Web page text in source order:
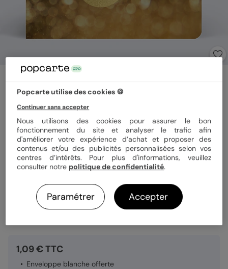
Année Scintillante
Format 14x14 cm plié
Quantité Échantillon personnalisé
1,09 € TTC
Enveloppe blanche offerte
Popcarte utilise des cookies 🍪
Continuer sans accepter
Nous utilisons des cookies pour assurer le bon
fonctionnement du site et analyser le trafic afin
d'améliorer votre expérience d’achat et proposer des
contenus et/ou des publicités personnalisées selon vos
centres d’intérêts. Pour plus d'informations, veuillez
consulter notre politique de confidentialité.
Paramétrer Accepter